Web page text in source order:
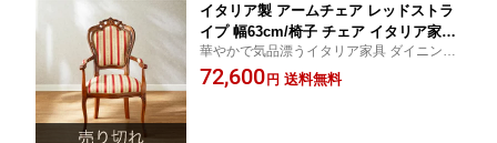
イタリア製 アームチェア レッドストラ
イプ 幅63cm/椅子 チェア イタリア家具
高級家具 猫脚 完成品 クラシック アン
ティーク スタイル
華やかで気品漂うイタリア家具 ダイニング
チェア 猫脚 輸入家具 イタリア アンティ
ーク スタイル
72,600円 送料無料